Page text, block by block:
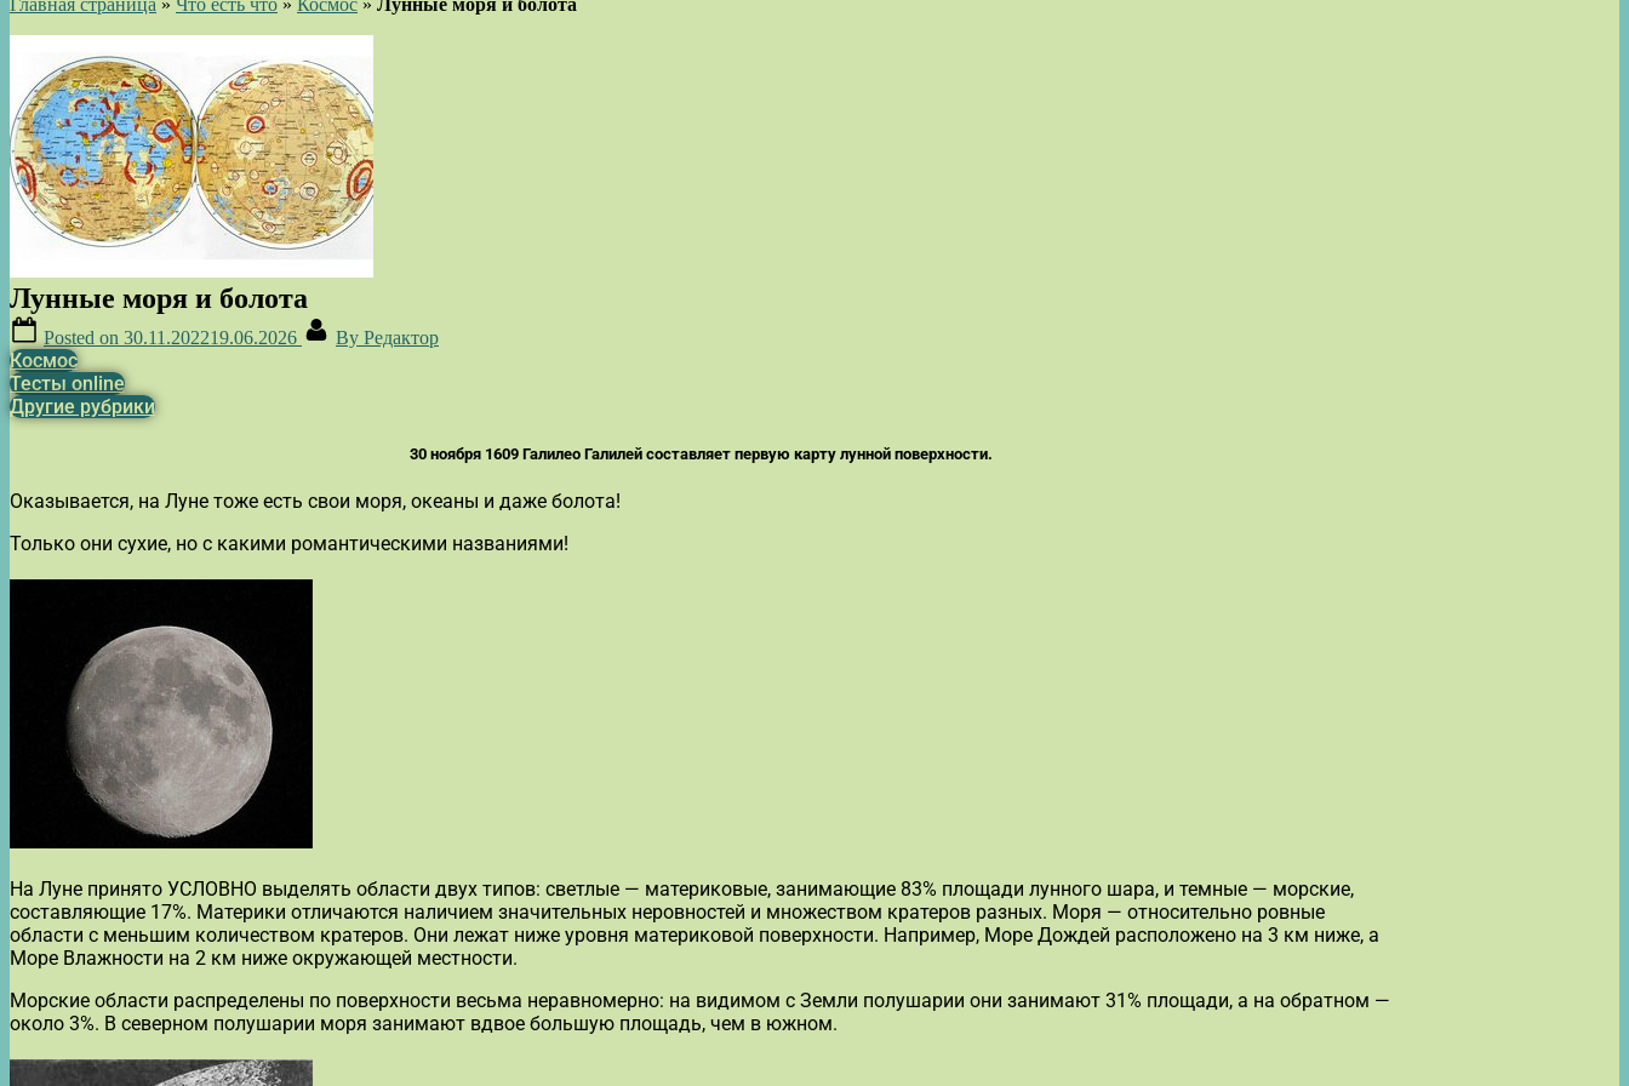
Главная страница » Что есть что » Космос » Лунные моря и болота
Лунные моря и болота
Posted on 30.11.202219.06.2026 By Редактор
Космос
Тесты online
Другие рубрики
30 ноября 1609 Галилео Галилей составляет первую карту лунной поверхности.
Оказывается, на Луне тоже есть свои моря, океаны и даже болота!
Только они сухие, но с какими романтическими названиями!
На Луне принято УСЛОВНО выделять области двух типов: светлые — материковые, занимающие 83% площади лунного шара, и темные — морские,
составляющие 17%. Материки отличаются наличием значительных неровностей и множеством кратеров разных. Моря — относительно ровные
области с меньшим количеством кратеров. Они лежат ниже уровня материковой поверхности. Например, Море Дождей расположено на 3 км ниже, а
Море Влажности на 2 км ниже окружающей местности.
Морские области распределены по поверхности весьма неравномерно: на видимом с Земли полушарии они занимают 31% площади, а на обратном —
около 3%. В северном полушарии моря занимают вдвое большую площадь, чем в южном.